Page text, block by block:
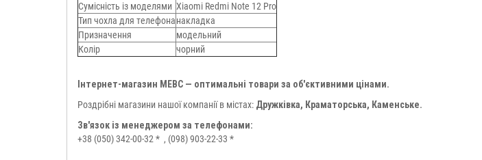
Сумісність із моделями Xiaomi Redmi Note 12 Pro
Тип чохла для телефонанакладка
Призначення
модельний
Колір
чорний
Інтернет-магазин МЕВС — оптимальні товари за об'єктивними цінами.
Роздрібні магазини нашої компанії в містах: Дружківка, Краматорська, Каменське.
Зв'язок із менеджером за телефонами:
+38 (050) 342-00-32 * , (098) 903-22-33 *